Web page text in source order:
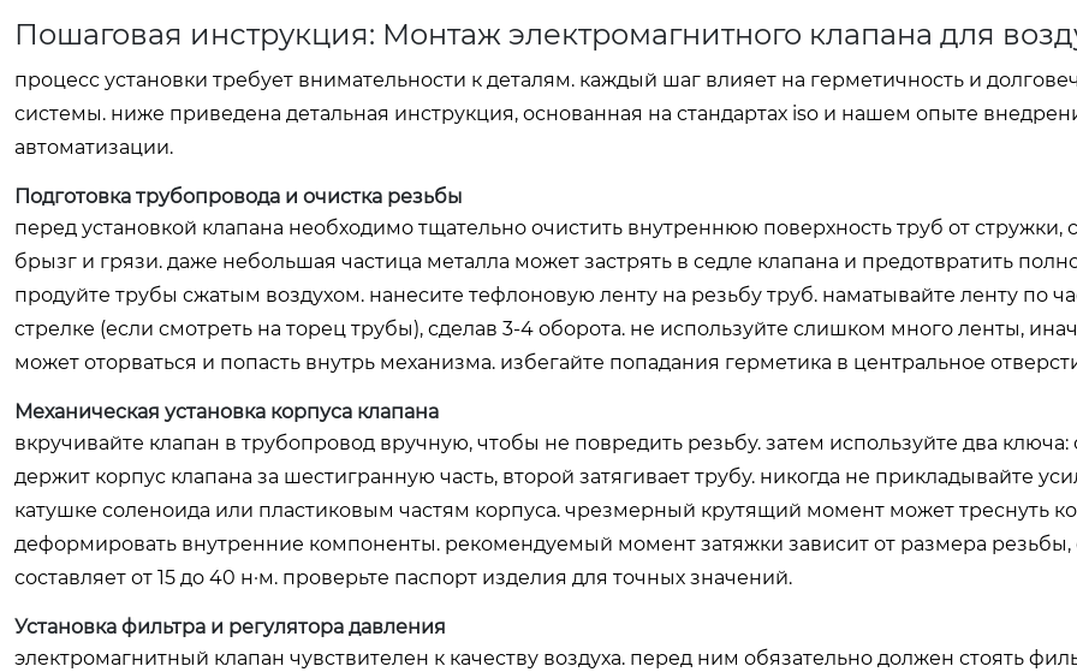
Пошаговая инструкция: Монтаж электромагнитного клапана для
процесс установки требует внимательности к деталям. каждый шаг влияет на герметичность и
системы. ниже приведена детальная инструкция, основанная на стандартах iso и нашем опыте
автоматизации.
Подготовка трубопровода и очистка резьбы
перед установкой клапана необходимо тщательно очистить внутреннюю поверхность труб от стружки,
брызг и грязи. даже небольшая частица металла может застрять в седле клапана и предотвратить
продуйте трубы сжатым воздухом. нанесите тефлоновую ленту на резьбу труб. наматывайте ленту по
стрелке (если смотреть на торец трубы), сделав 3-4 оборота. не используйте слишком много ленты,
может оторваться и попасть внутрь механизма. избегайте попадания герметика в центральное
Механическая установка корпуса клапана
вкручивайте клапан в трубопровод вручную, чтобы не повредить резьбу. затем используйте два ключа:
держит корпус клапана за шестигранную часть, второй затягивает трубу. никогда не прикладывайте
катушке соленоида или пластиковым частям корпуса. чрезмерный крутящий момент может треснуть
деформировать внутренние компоненты. рекомендуемый момент затяжки зависит от размера
составляет от 15 до 40 н·м. проверьте паспорт изделия для точных значений.
Установка фильтра и регулятора давления
электромагнитный клапан чувствителен к качеству воздуха. перед ним обязательно должен стоять